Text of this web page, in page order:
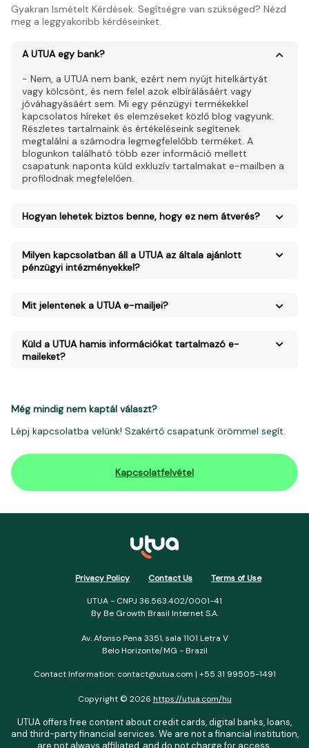
Gyakran Ismételt Kérdések. Segítségre van szükséged? Nézd
meg a leggyakoribb kérdéseinket.
A UTUA egy bank?
- Nem, a UTUA nem bank, ezért nem nyújt hitelkártyát
vagy kölcsönt, és nem felel azok elbírálásáért vagy
jóváhagyásáért sem. Mi egy pénzügyi termékekkel
kapcsolatos híreket és elemzéseket közlő blog vagyunk.
Részletes tartalmaink és értékeléseink segítenek
megtalálni a számodra legmegfelelőbb terméket. A
blogunkon található több ezer információ mellett
csapatunk naponta küld exkluzív tartalmakat e-mailben a
profilodnak megfelelően.
Hogyan lehetek biztos benne, hogy ez nem átverés?
Milyen kapcsolatban áll a UTUA az általa ajánlott
pénzügyi intézményekkel?
Mit jelentenek a UTUA e-mailjei?
Küld a UTUA hamis információkat tartalmazó e-
maileket?
Még mindig nem kaptál választ?
Lépj kapcsolatba velünk! Szakértő csapatunk örömmel segít.
Kapcsolatfelvétel
Privacy Policy Contact Us Terms of Use
UTUA - CNPJ 36.563.402/0001-41
By Be Growth Brasil Internet S.A.
Av. Afonso Pena 3351, sala 1101 Letra V
Belo Horizonte/MG - Brazil
Contact Information: contact@utua.com | +55 31 99505-1491
Copyright © 2026 https://utua.com/hu
UTUA offers free content about credit cards, digital banks, loans,
and third-party financial services. We are not a financial institution,